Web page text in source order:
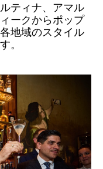
ティナ、アマル
ークからポップ
地域のスタイル
。